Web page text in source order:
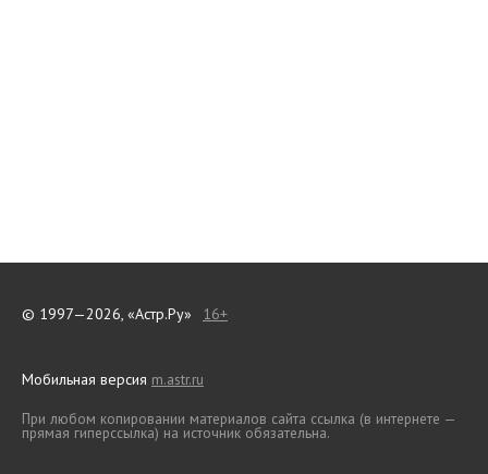
© 1997—2026, «Астр.Ру» 16+
Мобильная версия m.astr.ru
При любом копировании материалов сайта ссылка (в интернете —
прямая гиперссылка) на источник обязательна.